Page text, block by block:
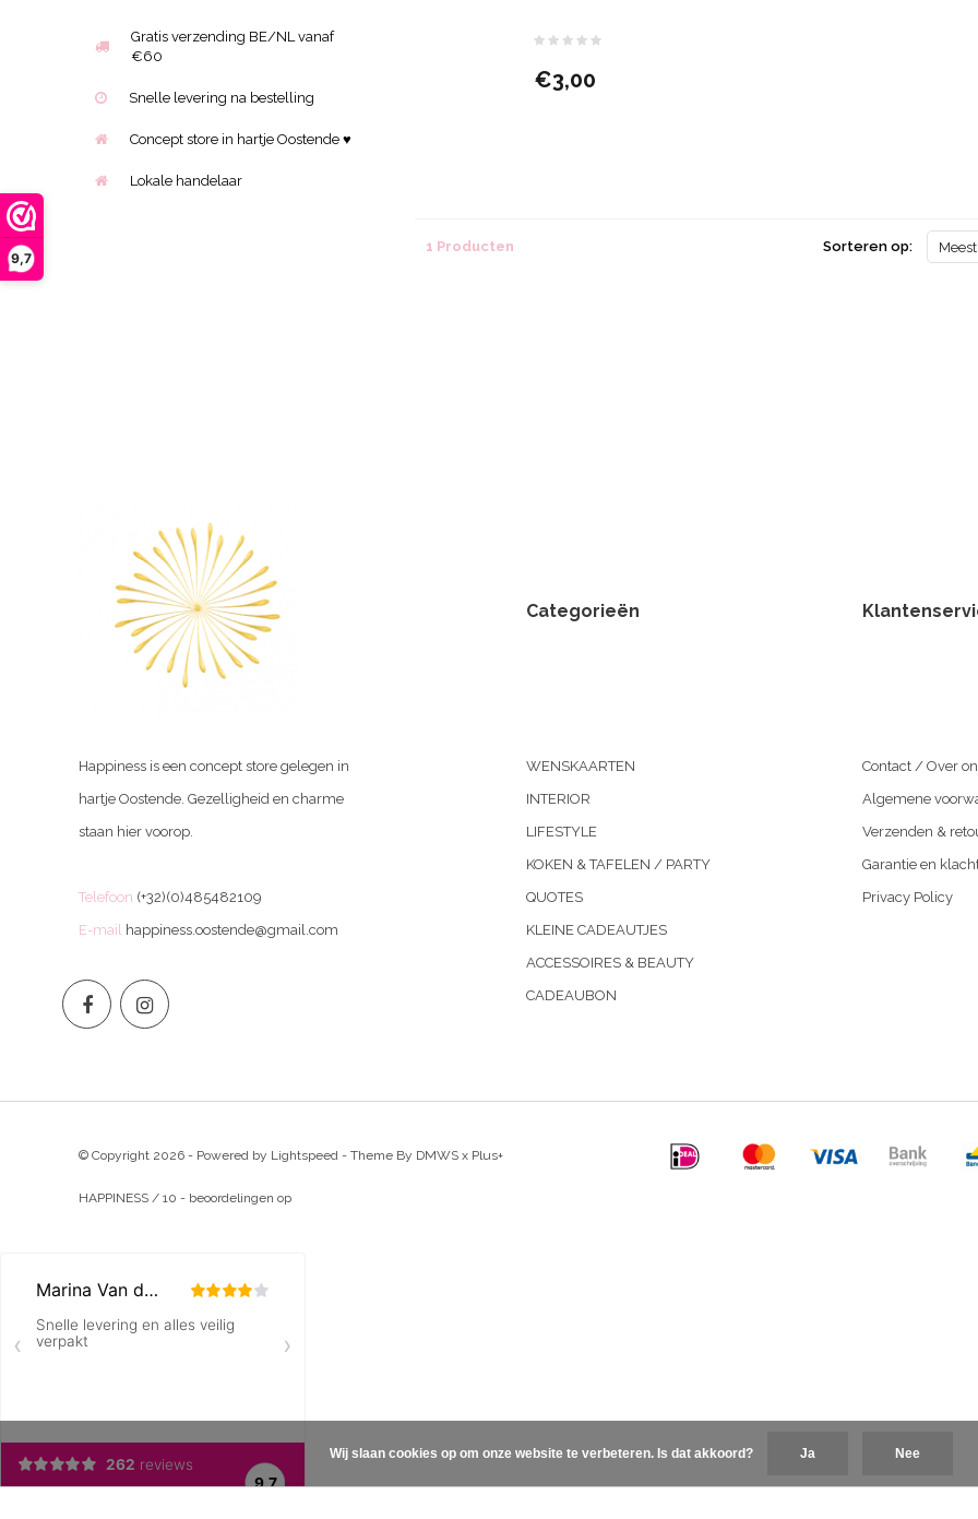
9,7
Gratis verzending BE/NL vanaf
€60
Snelle levering na bestelling
Concept store in hartje Oostende ♥
Lokale handelaar
€3,00
1 Producten Sorteren op:
Happiness is een concept store gelegen in
hartje Oostende. Gezelligheid en charme
staan hier voorop.
Telefoon (+32)(0)485482109
E-mail happiness.oostende@gmail.com
Categorieën
WENSKAARTEN
INTERIOR
LIFESTYLE
KOKEN & TAFELEN / PARTY
QUOTES
KLEINE CADEAUTJES
ACCESSOIRES & BEAUTY
CADEAUBON
Contact / Over
Algemene
Verzenden &
Garantie en
Privacy Policy
© Copyright 2026 - Powered by Lightspeed - Theme By DMWS x Plus+
HAPPINESS / 10 - beoordelingen op
Wij slaan cookies op om onze website te verbeteren. Is dat akkoord? Ja Nee